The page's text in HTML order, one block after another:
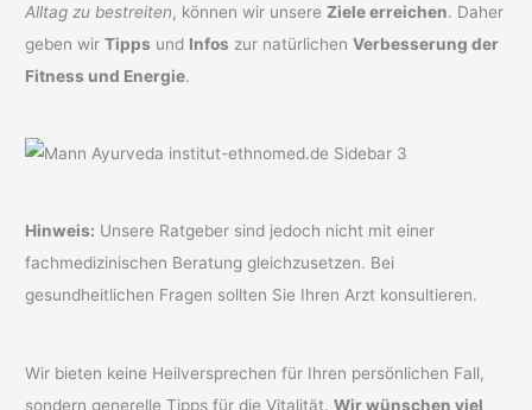
Alltag zu bestreiten, können wir unsereZiele erreichen. Daher
geben wirTipps und Infos zur natürlichenVerbesserung der
Fitness und Energie.
Hinweis: Unsere Ratgeber sind jedoch nicht mit einer
fachmedizinischen Beratung gleichzusetzen. Bei
gesundheitlichen Fragen sollten Sie Ihren Arzt konsultieren.
Wir bieten keine Heilversprechen für Ihren persönlichen Fall,
sondern generelle Tipps für die Vitalität.Wir wünschen viel